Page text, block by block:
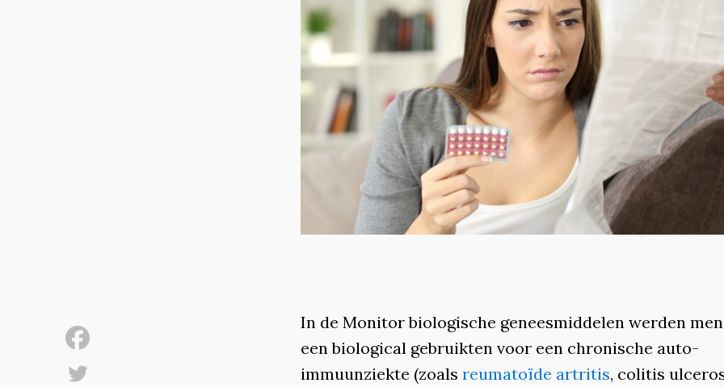
In de Monitor biologische geneesmiddelen werden
een biological gebruikten voor een chronische auto-
immuunziekte (zoals reumatoïde artritis, colitis